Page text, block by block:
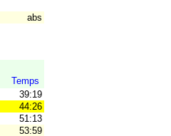
abs
Temps
39:19
44:26
51:13
53:59